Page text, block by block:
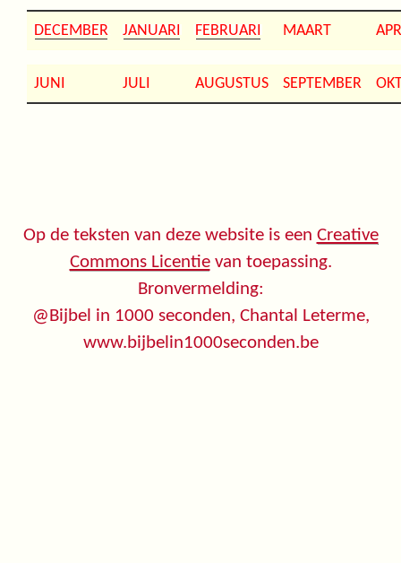
DECEMBER JANUARI FEBRUARI MAART
JUNI JULI AUGUSTUS SEPTEMBER
Op de teksten van deze website is een Creative
Commons Licentievan toepassing.
Bronvermelding:
@Bijbel in 1000 seconden, Chantal Leterme,
www.bijbelin1000seconden.be